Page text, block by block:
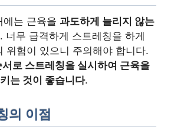
에는 근육을 과도하게 늘리지 않는
너무 급격하게 스트레칭을 하게
위험이 있으니 주의해야 합니다.
로 스트레칭을 실시하여 근육을
는 것이 좋습니다.
의 이점